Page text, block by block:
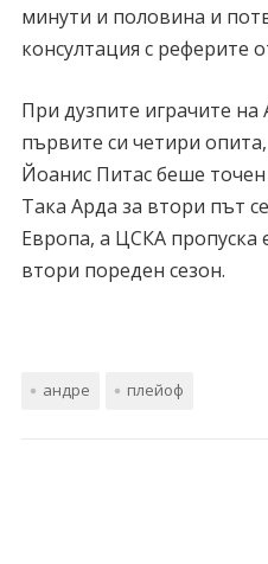
минути и половина и
консултация с реферите
При дузпите играчите
първите си четири
Йоанис Питас беше точен
Така Арда за втори път
Европа, а ЦСКА пропуска
втори пореден сезон.
андре плейоф